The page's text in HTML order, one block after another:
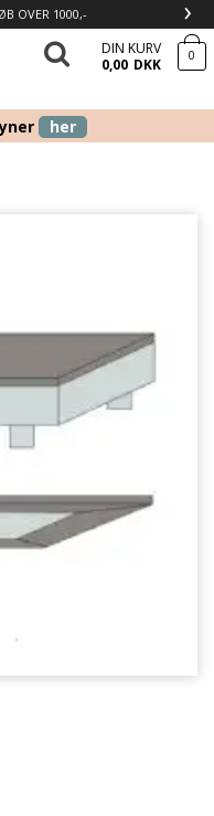
OVER 1000,- ›
DIN KURV
0,00 DKK 0
her